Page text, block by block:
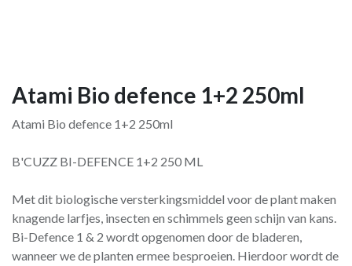
Atami Bio defence 1+2 250ml
Atami Bio defence 1+2 250ml
B'CUZZ BI-DEFENCE 1+2 250 ML
Met dit biologische versterkingsmiddel voor de plant maken
knagende larfjes, insecten en schimmels geen schijn van kans.
Bi-Defence 1 & 2 wordt opgenomen door de bladeren,
wanneer we de planten ermee besproeien. Hierdoor wordt de